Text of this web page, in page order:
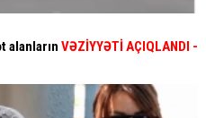
alanların VƏZİYYƏTİ AÇIQLANDI -